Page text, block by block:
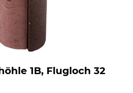
1B, Flugloch 32